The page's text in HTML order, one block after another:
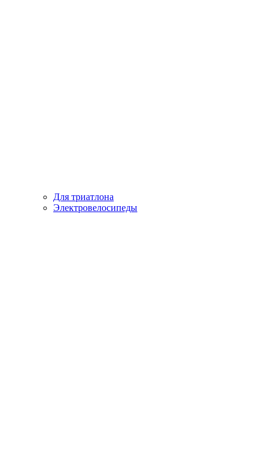
Для триатлона
Электровелосипеды